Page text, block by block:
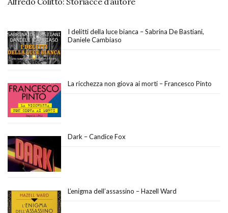
I delitti della luce bianca – Sabrina De Bastiani,
Daniele Cambiaso
La ricchezza non giova ai morti – Francesco Pinto
Dark – Candice Fox
L’enigma dell’assassino – Hazell Ward